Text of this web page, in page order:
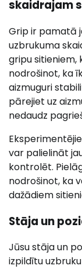
skaidrajam
Grip ir pamatā
uzbrukuma
gripu sitieniem,
nodrošinot, ka
aizmuguri
pārejiet uz
nedaudz
var palielināt
kontrolēt.
nodrošinot, ka
dažādiem
Stāja un
Jūsu stāja un
izpildītu